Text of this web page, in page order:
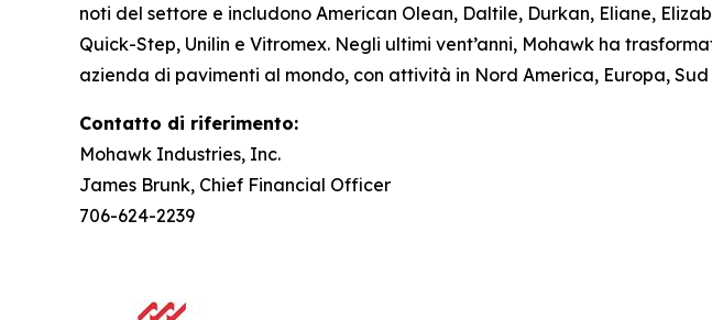
noti del settore e includono American Olean, Daltile, Durkan, Eliane,
Quick-Step, Unilin e Vitromex. Negli ultimi vent’anni, Mohawk ha
azienda di pavimenti al mondo, con attività in Nord America, Europa,
Contatto di riferimento:
Mohawk Industries, Inc.
James Brunk, Chief Financial Officer
706-624-2239